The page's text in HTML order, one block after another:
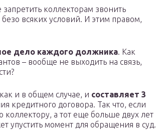
коллекторам звонить
всяких условий. И этим правом,
дело каждого должника. Как
– вообще не выходить на связь,
и в общем случае, и составляет 3
кредитного договора. Так что, если
коллектору, а тот еще больше двух лет
упустить момент для обращения в суд.